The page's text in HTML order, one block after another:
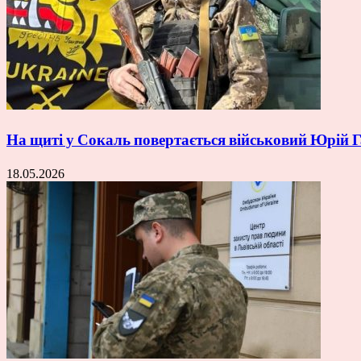
На щиті у Сокаль повертається військовий Юрій
18.05.2026